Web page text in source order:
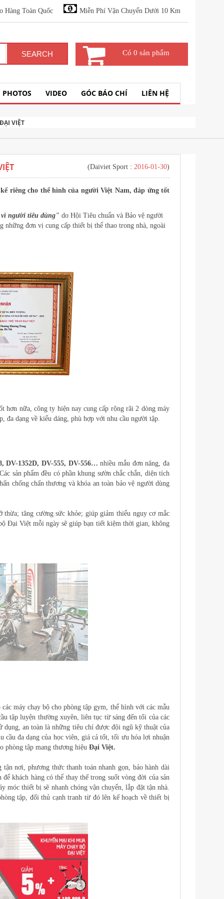
Hàng Toàn Quốc Miễn Phí Vận Chuyển Dưới 10 Km
SEARCH Có 0 sản phẩm
PHOTOS VIDEO GÓC BÁO CHÍ LIÊN HỆ
VIỆT
(Daiviet Sport : 2016-01-30)
riêng cho thể hình của người Việt Nam, đáp ứng tốt
người tiêu dùng" do Hội Tiêu chuẩn và Bảo vệ người
những đơn vị cung cấp thiết bị thể thao trong nhà, ngoài
hơn nữa, công ty hiện nay cung cấp rộng rãi 2 dòng máy
đa dạng về kiểu dáng, phù hợp với nhu cầu người tập.
DV-1352D, DV-555, DV-556… nhiều mẫu đơn năng, đa
sản phẩm đều có phần khung sườn chắc chắn, diện tích
chống chấn thương và khóa an toàn bảo vệ người dùng
tăng cường sức khỏe; giúp giảm thiểu nguy cơ mắc
Đại Việt mỗi ngày sẽ giúp bạn tiết kiệm thời gian, không
máy chạy bộ cho phòng tập gym, thể hình với các mẫu
tập luyện thường xuyên, liên tục từ sáng đến tối của các
an toàn là những tiêu chí được đội ngũ kỹ thuật của
cầu đa dạng của học viên, giá cả tốt, tối ưu hóa lợi nhuận
phòng tập mang thương hiệu Đại Việt.
nơi, phương thức thanh toán nhanh gọn, bảo hành dài
khách hàng có thể thay thế trong suốt vòng đời của sản
thiết bị sẽ nhanh chóng vận chuyển, lắp đặt tận nhà.
tập, đối thủ cạnh tranh từ đó lên kế hoạch về thiết bị